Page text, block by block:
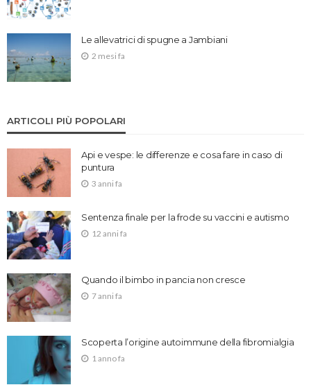
Le allevatrici di spugne a Jambiani
2 mesi fa
ARTICOLI PIÙ POPOLARI
Api e vespe: le differenze e cosa fare in caso di
puntura
3 anni fa
Sentenza finale per la frode su vaccini e autismo
12 anni fa
Quando il bimbo in pancia non cresce
7 anni fa
Scoperta l’origine autoimmune della fibromialgia
1 anno fa